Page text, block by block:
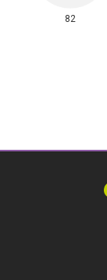
82